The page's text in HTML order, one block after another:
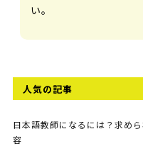
い。
人気の記事
日本語教師になるには？求め
容